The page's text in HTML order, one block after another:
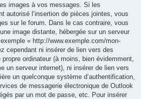
images à vos messages. Si les
autorisé l’insertion de pièces jointes, vous
sur le forum. Dans le cas contraire, vous
image distante, hébergée sur un serveur
« http://www.exemple.com/mon-
cependant ni insérer de lien vers des
ordinateur (à moins, bien évidemment,
un serveur internet), ni insérer de lien vers
un quelconque système d’authentification,
de messagerie électronique de Outlook
par un mot de passe, etc. Pour insérer